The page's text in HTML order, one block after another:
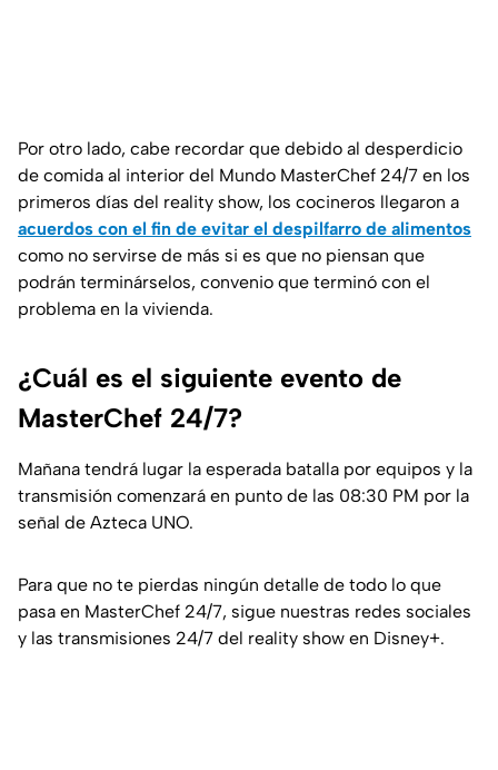
Por otro lado, cabe recordar que debido al desperdicio
de comida al interior del Mundo MasterChef 24/7 en los
primeros días del reality show, los cocineros llegaron a
acuerdos con el fin de evitar el despilfarro de alimentos
como no servirse de más si es que no piensan que
podrán terminárselos, convenio que terminó con el
problema en la vivienda.
¿Cuál es el siguiente evento de
MasterChef 24/7?
Mañana tendrá lugar la esperada batalla por equipos y la
transmisión comenzará en punto de las 08:30 PM por la
señal de Azteca UNO.
Para que no te pierdas ningún detalle de todo lo que
pasa en MasterChef 24/7, sigue nuestras redes sociales
y las transmisiones 24/7 del reality show en Disney+.